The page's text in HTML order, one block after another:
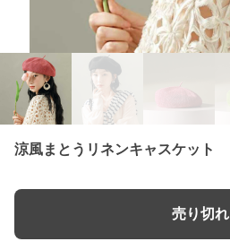
涼風まとうリネンキャスケット
売り切れ